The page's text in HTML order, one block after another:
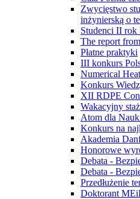
Zwycięstwo
inżynierską o
Studenci II rok
The report
Płatne praktyki
III konkurs
Numerical
Konkurs
XII RDPE
Wakacyjny
Atom dla
Konkurs na
Akademia
Honorowe
Debata -
Debata -
Przedłużenie
Doktorant